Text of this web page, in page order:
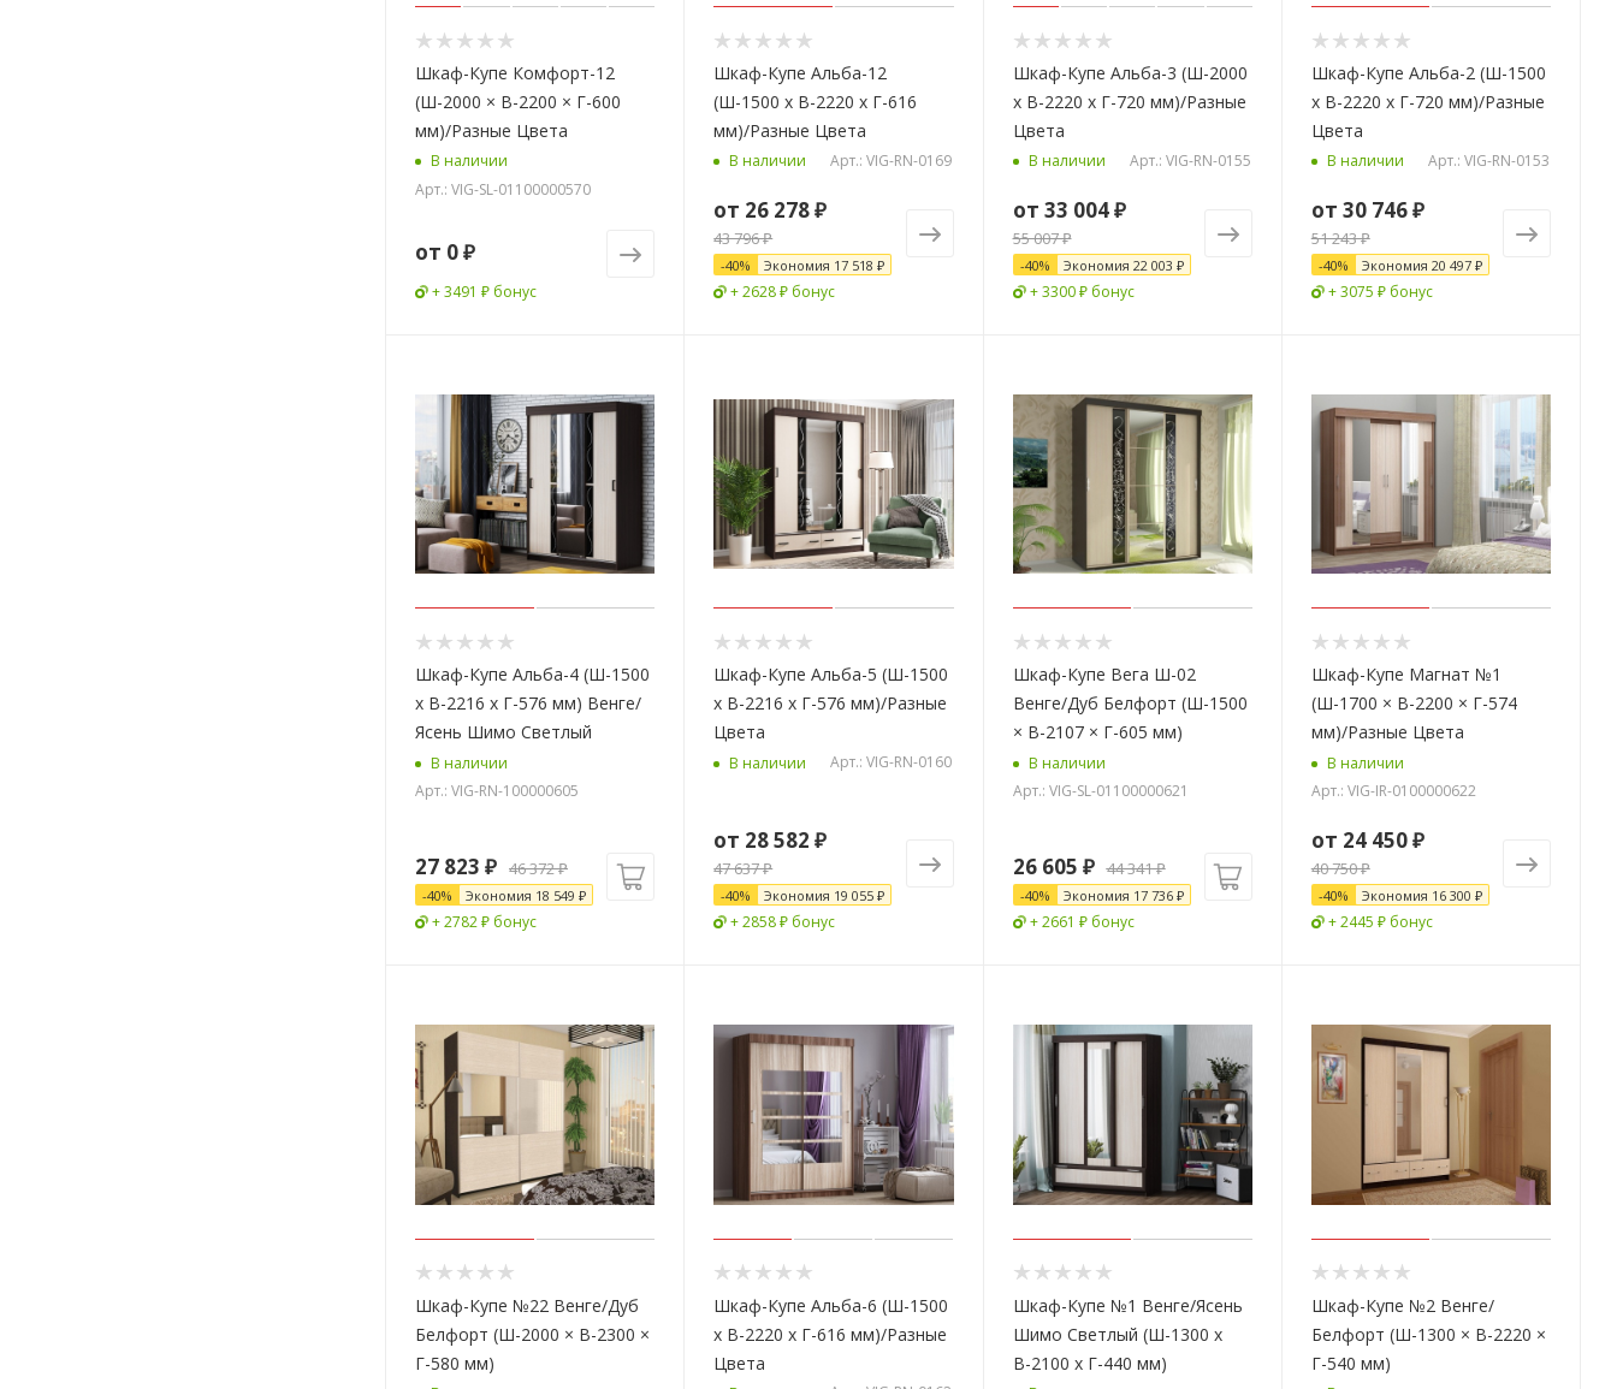
Шкаф-Купе Комфорт-12
(Ш-2000 × В-2200 × Г-600
мм)/Разные Цвета
В наличии
Арт.: VIG-SL-01100000570
от 0 ₽
+ 3491 ₽ бонус
Шкаф-Купе Альба-12
(Ш-1500 х В-2220 х Г-616
мм)/Разные Цвета
В наличии Арт.: VIG-RN-0169
от 26 278 ₽
43 796 ₽
-40% Экономия 17 518 ₽
+ 2628 ₽ бонус
Шкаф-Купе Альба-3 (Ш-2000
х В-2220 х Г-720 мм)/Разные
Цвета
В наличии Арт.: VIG-RN-0155
от 33 004 ₽
55 007 ₽
-40% Экономия 22 003 ₽
+ 3300 ₽ бонус
Шкаф-Купе Альба-2 (Ш-1500
х В-2220 х Г-720 мм)/Разные
Цвета
В наличии Арт.: VIG-RN-0153
от 30 746 ₽
51 243 ₽
-40% Экономия 20 497 ₽
+ 3075 ₽ бонус
Шкаф-Купе Альба-4 (Ш-1500
х В-2216 х Г-576 мм) Венге/
Ясень Шимо Светлый
В наличии
Арт.: VIG-RN-100000605
27 823 ₽ 46 372₽
-40% Экономия 18 549 ₽
+ 2782 ₽ бонус
Шкаф-Купе Альба-5 (Ш-1500
х В-2216 х Г-576 мм)/Разные
Цвета
В наличии Арт.: VIG-RN-0160
от 28 582 ₽
47 637 ₽
-40% Экономия 19 055 ₽
+ 2858 ₽ бонус
Шкаф-Купе Вега Ш-02
Венге/Дуб Белфорт (Ш-1500
× В-2107 × Г-605 мм)
В наличии
Арт.: VIG-SL-01100000621
26 605 ₽ 44 341₽
-40% Экономия 17 736₽
+ 2661 ₽ бонус
Шкаф-Купе Магнат №1
(Ш-1700 × В-2200 × Г-574
мм)/Разные Цвета
В наличии
Арт.: VIG-IR-0100000622
от 24 450 ₽
40 750 ₽
-40% Экономия 16 300 ₽
+ 2445 ₽ бонус
Шкаф-Купе №22 Венге/Дуб
Белфорт (Ш-2000 × В-2300 ×
Г-580 мм)
Шкаф-Купе Альба-6 (Ш-1500
х В-2220 х Г-616 мм)/Разные
Цвета
Шкаф-Купе №1 Венге/Ясень
Шимо Светлый (Ш-1300 х
В-2100 х Г-440 мм)
Шкаф-Купе №2 Венге/
Белфорт (Ш-1300 × В-2220 ×
Г-540 мм)